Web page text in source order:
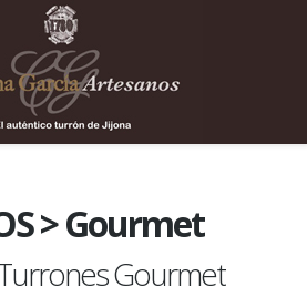
> Gourmet
Gourmet